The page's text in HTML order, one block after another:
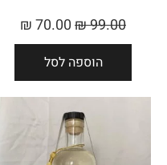
99.00
₪
70.00
₪
הוספה לסל